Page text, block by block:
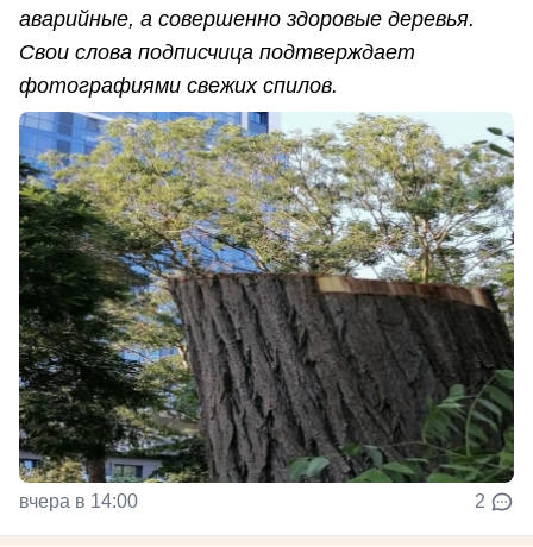
аварийные, а совершенно здоровые деревья.
Свои слова подписчица подтверждает
фотографиями свежих спилов.
вчера в 14:00 2